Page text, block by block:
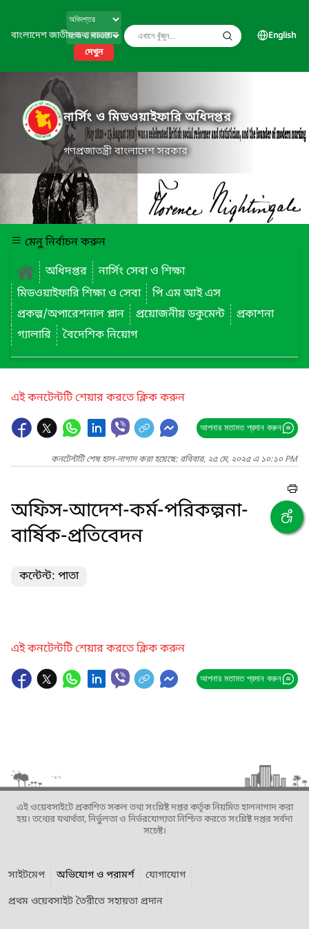
বাংলাদেশ জাতীয় তথ্য বাতায়ন
দেখুন
English
নার্সিং ও মিডওয়াইফারি অধিদপ্তর
গণপ্রজাতন্ত্রী বাংলাদেশ সরকার
মেনু নির্বাচন করুন
অধিদপ্তর
নার্সিং সেবা ও শিক্ষা
মিডওয়াইফারি শিক্ষা ও সেবা
পি এম আই এস
প্রকল্প/অপারেশনাল প্লান
প্রয়োজনীয় ডকুমেন্ট
প্রকাশনা
গ্যালারি
বৈদেশিক নিয়োগ
এই কনটেন্টটি শেয়ার করতে ক্লিক করুন
আপনার মতামত প্রদান করুন
কনটেন্টটি শেষ হাল-নাগাদ করা হয়েছে: রবিবার, ২৫ মে, ২০২৫ এ ১০:১০ PM
অফিস-আদেশ-কর্ম-পরিকল্পনা-
বার্ষিক-প্রতিবেদন
কন্টেন্ট: পাতা
এই কনটেন্টটি শেয়ার করতে ক্লিক করুন
আপনার মতামত প্রদান করুন
এই ওয়েবসাইটে প্রকাশিত সকল তথ্য সংশ্লিষ্ট দপ্তর কর্তৃক নিয়মিত হালনাগাদ করা
হয়। তথ্যের যথার্থতা, নির্ভুলতা ও নির্ভরযোগ্যতা নিশ্চিত করতে সংশ্লিষ্ট দপ্তর সর্বদা
সচেষ্ট।
সাইটমেপ অভিযোগ ও পরামর্শ
যোগাযোগ
প্রথম ওয়েবসাইট তৈরীতে সহায়তা প্রদান